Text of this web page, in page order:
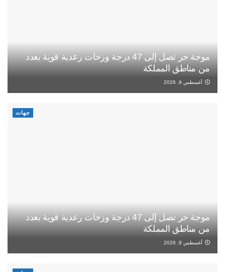
موجة حر تصل إلى 47 درجة وزخات رعدية قوية بعدد
من مناطق المملكة
أغسطس 9, 2026
جهات
موجة حر تصل إلى 47 درجة وزخات رعدية قوية بعدد
من مناطق المملكة
أغسطس 9, 2026